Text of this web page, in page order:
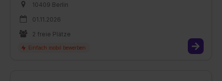
10409 Berlin
01.11.2026
2 freie Plätze